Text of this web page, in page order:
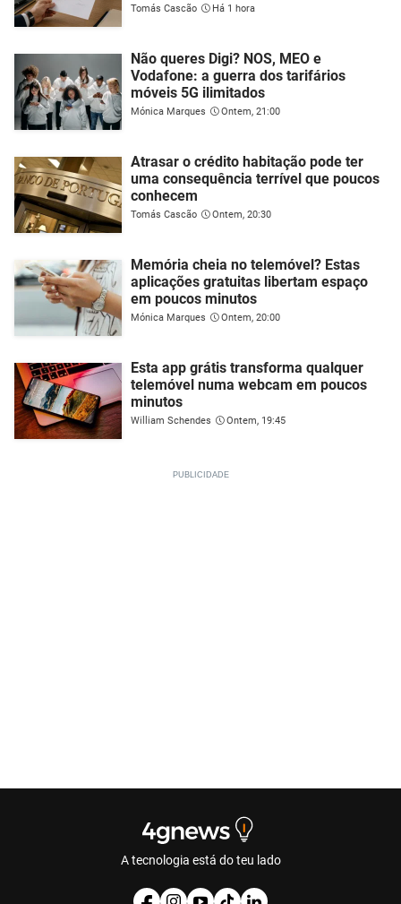
Tomás Cascão Há 1 hora
Não queres Digi? NOS, MEO e
Vodafone: a guerra dos tarifários
móveis 5G ilimitados
Mónica Marques Ontem, 21:00
Atrasar o crédito habitação pode ter
uma consequência terrível que poucos
conhecem
Tomás Cascão Ontem, 20:30
Memória cheia no telemóvel? Estas
aplicações gratuitas libertam espaço
em poucos minutos
Mónica Marques Ontem, 20:00
Esta app grátis transforma qualquer
telemóvel numa webcam em poucos
minutos
William Schendes Ontem, 19:45
A tecnologia está do teu lado